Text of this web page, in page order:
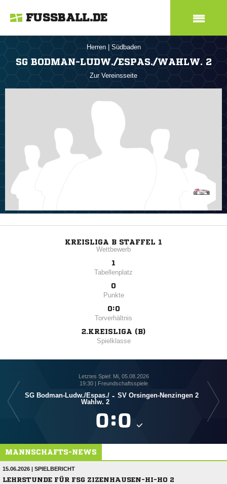
FUSSBALL.DE
Herren Südbaden
SG BODMAN-LUDW./ESPAS./WAHLW. 2
Zur Vereinsseite
KREISLIGA B STAFFEL 1
Wettbewerb
1
Tabellenplatz
0
Punkte
0:0
Torverhältnis
2.KREISLIGA (B)
Spielklasse
Letztes Spiel: Mi, 05.08.2026
19:30 | Freundschaftsspiele
SG Bodman-Ludw./​Espas./​
Wahlw. 2
- SV Orsingen-Nenzingen 2
:
MANNSCHAFTS-NEWS
15.06.2026 | SPIELBERICHT
LEHRSTUNDE FÜR FSG ZIZENHAUSEN-HI-HO 2